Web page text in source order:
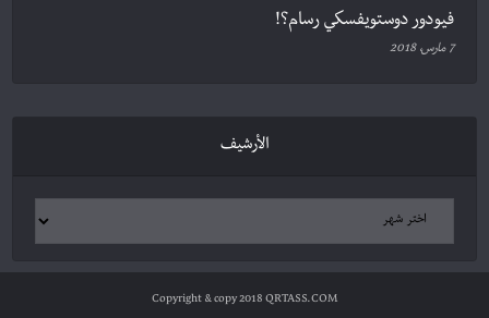
فيودور دوستويفسكي رسام؟!
7 مارس، 2018
الأرشيف
Copyright & copy 2018 QRTASS.COM